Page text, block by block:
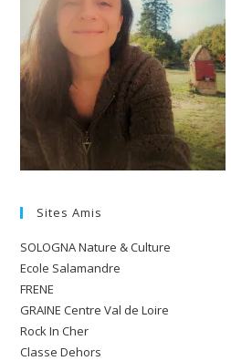
Sites Amis
SOLOGNA Nature & Culture
Ecole Salamandre
FRENE
GRAINE Centre Val de Loire
Rock In Cher
Classe Dehors